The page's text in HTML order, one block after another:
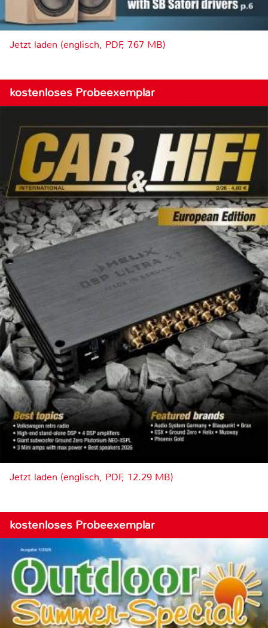
Jetzt laden (englisch, PDF, 7.67 MB)
kostenloses Probeexemplar
Jetzt laden (englisch, PDF, 12.29 MB)
kostenloses Probeexemplar